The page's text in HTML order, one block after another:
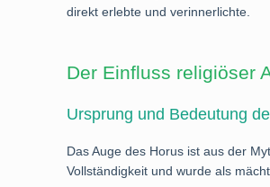
direkt erlebte und verinnerlichte.
Der Einfluss religiöser
Ursprung und Bedeutung
Das Auge des Horus ist aus der
Vollständigkeit und wurde als